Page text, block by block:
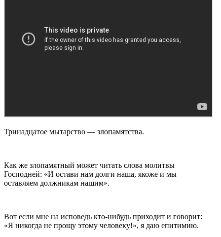
Тринадцатое мытарство — злопамятства.
Как же злопамятный может читать слова молитвы
Господней: «И остави нам долги наша, якоже и мы
оставляем должникам нашим».
Вот если мне на исповедь кто-нибудь приходит и говорит:
«Я никогда не прощу этому человеку!», я даю епитимию.